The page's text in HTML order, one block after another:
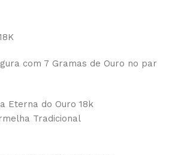
com 7 Gramas de Ouro no par
Eterna do Ouro 18k
Tradicional